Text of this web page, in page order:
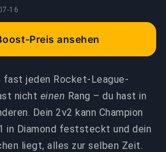
16
Preis ansehen
fast jeden Rocket-League-
nicht einen Rang – du hast in
Dein 2v2 kann Champion
in Diamond feststeckt und dein
liegt, alles zur selben Zeit.